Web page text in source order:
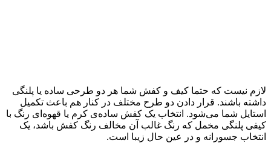
لازم نیست که حتما کیف و کفش شما هر دو طرحی ساده یا پلنگی
داشته باشند. قرار دادن دو طرح مختلف در کنار هم باعث تکمیل
استایل شما می‌شود. انتخاب یک کفش ساده‌ی کرم یا قهوه‌ای رنگ با
کیفی پلنگی مخمل که رنگ غالب آن مخالف رنگ کفش باشد، یک
انتخاب جسورانه و در عین حال زیبا است.